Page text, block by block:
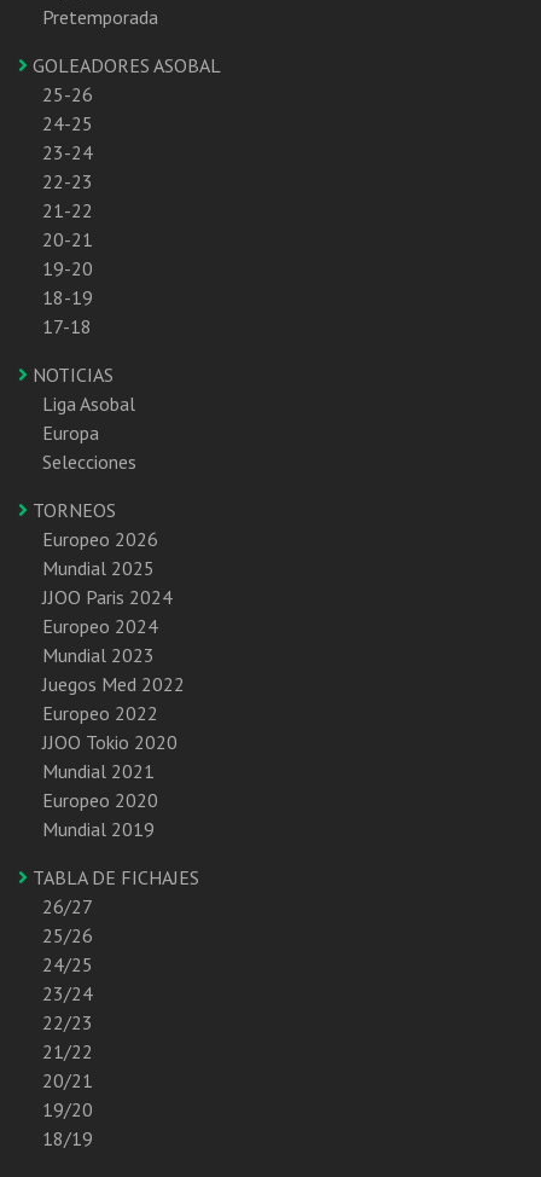
Pretemporada
GOLEADORES ASOBAL
25-26
24-25
23-24
22-23
21-22
20-21
19-20
18-19
17-18
NOTICIAS
Liga Asobal
Europa
Selecciones
TORNEOS
Europeo 2026
Mundial 2025
JJOO Paris 2024
Europeo 2024
Mundial 2023
Juegos Med 2022
Europeo 2022
JJOO Tokio 2020
Mundial 2021
Europeo 2020
Mundial 2019
TABLA DE FICHAJES
26/27
25/26
24/25
23/24
22/23
21/22
20/21
19/20
18/19